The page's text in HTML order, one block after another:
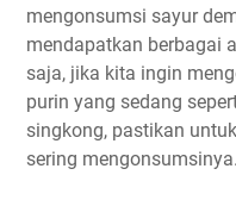
mengonsumsi sayur
mendapatkan berbagai
saja, jika kita ingin
purin yang sedang
singkong, pastikan
sering mengonsumsinya.